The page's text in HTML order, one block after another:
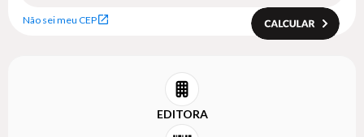
Não sei meu CEP
EDITORA